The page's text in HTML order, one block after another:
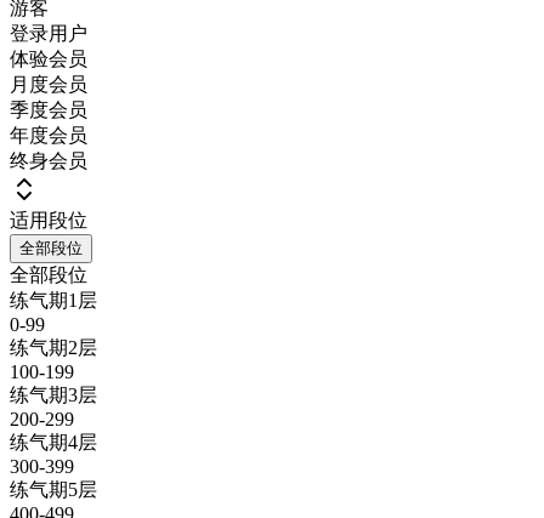
游客
登录用户
体验会员
月度会员
季度会员
年度会员
终身会员
适用段位
全部段位
全部段位
练气期1层
0-99
练气期2层
100-199
练气期3层
200-299
练气期4层
300-399
练气期5层
400-499